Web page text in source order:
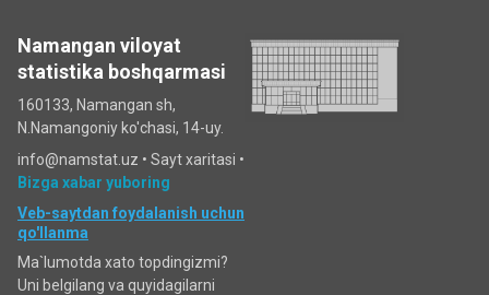
Namangan viloyat
statistika boshqarmasi
160133, Namangan sh,
N.Namangoniy ko'chasi, 14-uy.
info@namstat.uz • Sayt xaritasi •
Bizga xabar yuboring
Veb-saytdan foydalanish uchun
qo'llanma
Ma`lumotda xato topdingizmi?
Uni belgilang va quyidagilarni